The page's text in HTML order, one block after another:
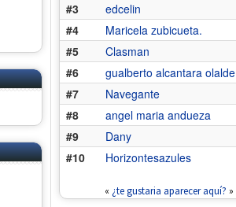
#3
edcelin
#4
Maricela zubicueta.
#5
Clasman
#6
gualberto alcantara olalde
#7
Navegante
#8
angel maria andueza
#9
Dany
#10
Horizontesazules
« ¿te gustaria aparecer aquí? »